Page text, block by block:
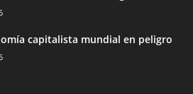
capitalista mundial en peligro